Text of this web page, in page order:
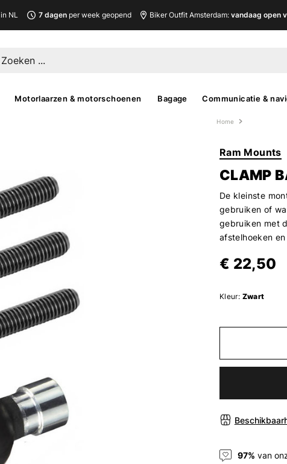
in NL 7 dagen per week geopend Biker Outfit Amsterdam:vandaag open
Motorlaarzen & motorschoenen Bagage Communicatie &
Home
Ram Mounts
CLAMP
De kleinste
gebruiken of
gebruiken met
afstelhoeken
€ 22,50
Kleur: Zwart
97% van